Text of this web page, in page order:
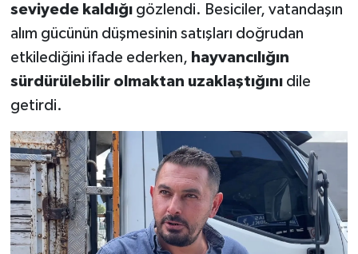
seviyede kaldığıgözlendi. Besiciler, vatandaşın
alım gücünün düşmesinin satışları doğrudan
etkilediğini ifade ederken, hayvancılığın
sürdürülebilir olmaktan uzaklaştığınıdile
getirdi.
Yaşam